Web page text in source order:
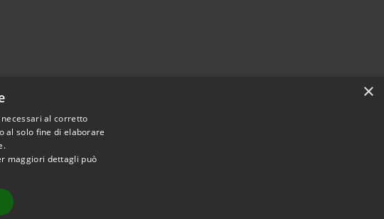
• Comune di Casola in Lunigiana • Powered by
×
al corretto
al solo fine di elaborare
maggiori dettagli può